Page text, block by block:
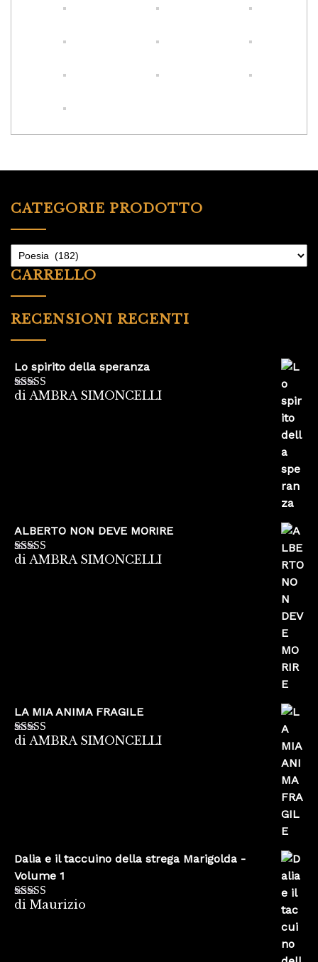
CATEGORIE PRODOTTO
CARRELLO
RECENSIONI RECENTI
Lo spirito della speranza
Valutato5su
di AMBRA SIMONCELLI
ALBERTO NON DEVE MORIRE
Valutato5su
di AMBRA SIMONCELLI
LA MIA ANIMA FRAGILE
Valutato5su
di AMBRA SIMONCELLI
Dalia e il taccuino della strega Marigolda -
Volume 1
Valutato4
di Maurizio